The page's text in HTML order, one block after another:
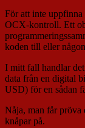
För att inte
OCX-kontroll. Ett
koden till eller
I mitt fall handlar
data från en digital
USD) för en sådan
Nåja, man får pröva
knåpar på.